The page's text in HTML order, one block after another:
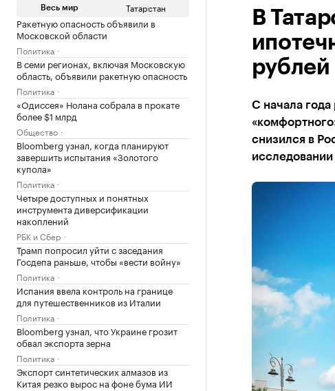
Весь мир Татарстан
Ракетную опасность объявили в
Московской области
Политика
В семи регионах, включая Московскую
область, объявили ракетную опасность
Политика
«Одиссея» Нолана собрала в прокате
более $1 млрд
Общество
Bloomberg узнал, когда планируют
завершить испытания «Золотого
купола»
Политика
Четыре доступных и понятных
инструмента диверсификации
накоплений
РБК и Сбер
Трамп попросил уйти с заседания
Госдепа раньше, чтобы «вести войну»
Политика
Испания ввела контроль на границе
для путешественников из Италии
Политика
Bloomberg узнал, что Украине грозит
обвал экспорта зерна
Политика
Экспорт синтетических алмазов из
Китая резко вырос на фоне бума ИИ
В
рублей
С начала
снизился в